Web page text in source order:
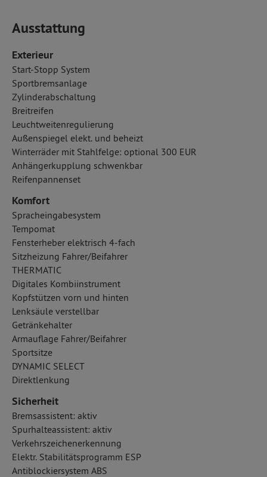
Ausstattung
Exterieur
Start-Stopp System
Sportbremsanlage
Zylinderabschaltung
Breitreifen
Leuchtweitenregulierung
Außenspiegel elekt. und beheizt
Winterräder mit Stahlfelge: optional 300 EUR
Anhängerkupplung schwenkbar
Reifenpannenset
Komfort
Spracheingabesystem
Tempomat
Fensterheber elektrisch 4-fach
Sitzheizung Fahrer/Beifahrer
THERMATIC
Digitales Kombiinstrument
Kopfstützen vorn und hinten
Lenksäule verstellbar
Getränkehalter
Armauflage Fahrer/Beifahrer
Sportsitze
DYNAMIC SELECT
Direktlenkung
Sicherheit
Bremsassistent: aktiv
Spurhalteassistent: aktiv
Verkehrszeichenerkennung
Elektr. Stabilitätsprogramm ESP
Antiblockiersystem ABS